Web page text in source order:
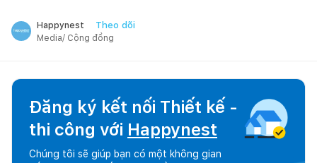
Happynest Theo dõi
Media/ Cộng đồng
Đăng ký kết nối Thiết kế -
thi công với Happynest
Chúng tôi sẽ giúp bạn có một không gian